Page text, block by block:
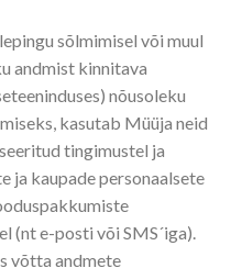
sõlmimisel või muul
andmist kinnitava
nõusoleku
kasutab Müüja neid
tingimustel ja
ja kaupade personaalsete
(nt e-posti või SMS´iga).
võtta andmete